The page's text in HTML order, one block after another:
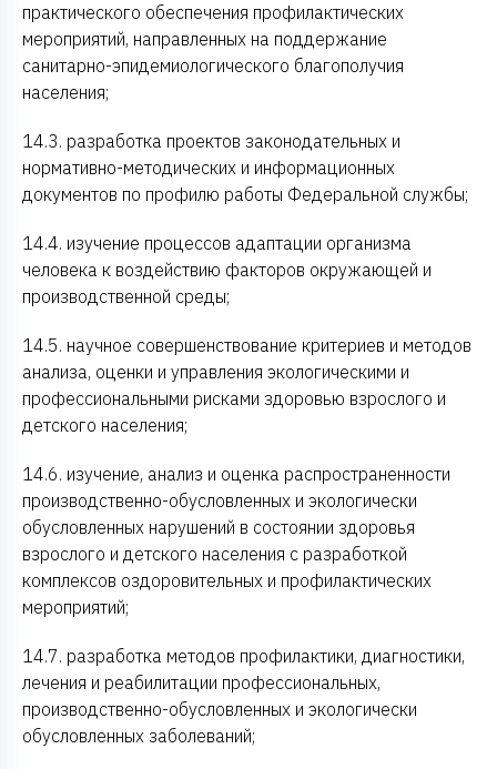
практического обеспечения профилактических
мероприятий, направленных на поддержание
санитарно-эпидемиологического благополучия
населения;
14.3. разработка проектов законодательных и
нормативно-методических и информационных
документов по профилю работы Федеральной службы;
14.4. изучение процессов адаптации организма
человека к воздействию факторов окружающей и
производственной среды;
14.5. научное совершенствование критериев и методов
анализа, оценки и управления экологическими и
профессиональными рисками здоровью взрослого и
детского населения;
14.6. изучение, анализ и оценка распространенности
производственно-обусловленных и экологически
обусловленных нарушений в состоянии здоровья
взрослого и детского населения с разработкой
комплексов оздоровительных и профилактических
мероприятий;
14.7. разработка методов профилактики, диагностики,
лечения и реабилитации профессиональных,
производственно-обусловленных и экологически
обусловленных заболеваний;